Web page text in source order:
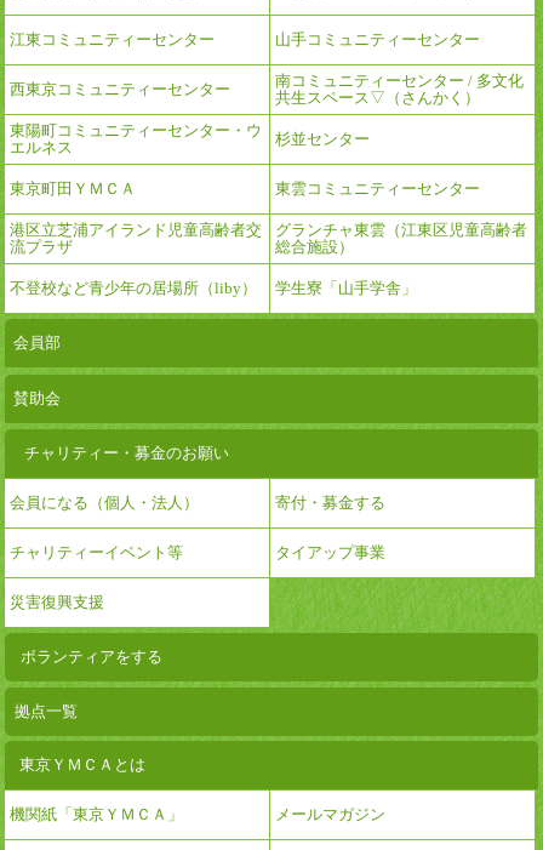
江東コミュニティーセンター 山手コミュニティーセンター
西東京コミュニティーセンター
南コミュニティーセンター / 多文化
共生スペース▽（さんかく）
東陽町コミュニティーセンター・ウ
エルネス
杉並センター
東京町田ＹＭＣＡ 東雲コミュニティーセンター
港区立芝浦アイランド児童高齢者交
流プラザ
グランチャ東雲（江東区児童高齢者
総合施設）
不登校など青少年の居場所（liby） 学生寮「山手学舎」
会員部
賛助会
チャリティー・募金のお願い
会員になる（個人・法人） 寄付・募金する
チャリティーイベント等 タイアップ事業
災害復興支援
ボランティアをする
拠点一覧
東京ＹＭＣＡとは
機関紙「東京ＹＭＣＡ」 メールマガジン